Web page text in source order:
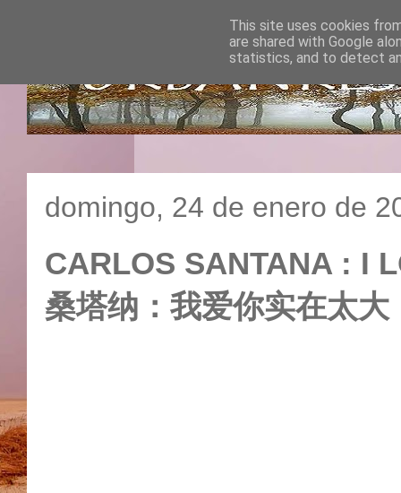
domingo, 24 de enero de
CARLOS SANTANA : I
桑塔纳：我爱你实在太大
This site uses cookies
are shared with Google
statistics, and to detect